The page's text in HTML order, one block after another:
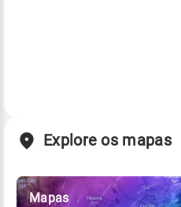
Explore os mapas
Mapas